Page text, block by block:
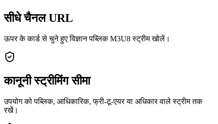
सीधे चैनल URL
ऊपर के कार्ड से चुने हुए विज्ञान पब्लिक M3U8 स्ट्रीम खोलें।
कानूनी स्ट्रीमिंग सीमा
उपयोग को पब्लिक, आधिकारिक, फ्री-टू-एयर या अधिकार वाले स्ट्रीम तक
रखें।